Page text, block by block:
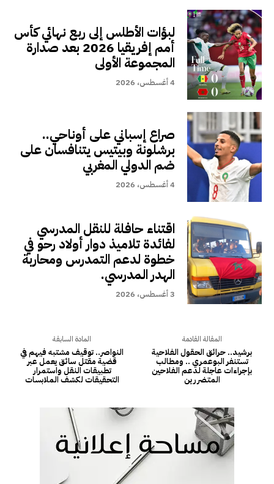
لبؤات الأطلس إلى ربع نهائي كأس
أمم إفريقيا 2026 بعد صدارة
المجموعة الأولى
4 أغسطس، 2026
صراع إسباني على أوناحي..
برشلونة وبيتيس يتنافسان على
ضم الدولي المغربي
4 أغسطس، 2026
اقتناء حافلة للنقل المدرسي
لفائدة تلاميذ دوار أولاد رحو في
خطوة لدعم التمدرس ومحاربة
الهدر المدرسي.
3 أغسطس، 2026
المادة السابقة
النواصر.. توقيف مشتبه فيهم في
قضية مقتل سائق يعمل عبر
تطبيقات النقل واستمرار
التحقيقات لكشف الملابسات
المقالة القادمة
برشيد.. حرائق الحقول الفلاحية
تستنفر البوعمري .. ومطالب
بإجراءات عاجلة لدعم الفلاحين
المتضررين